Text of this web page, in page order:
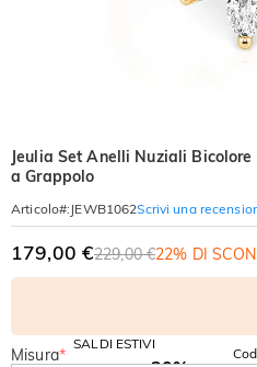
Jeulia Set Anelli Nuziali
a Grappolo
Articolo#: JEWB1062Scrivi una
179,00 €229,00 €22% DI
SALDI ESTIVI
Misura*